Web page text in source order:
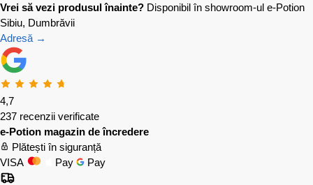
Vrei să vezi produsul înainte? Disponibil în showroom-ul e-Potion
Sibiu, Dumbrăvii
Adresă →
4,7
237 recenzii verificate
e-Potion magazin de încredere
Plătești în siguranță
VISA
Pay Pay